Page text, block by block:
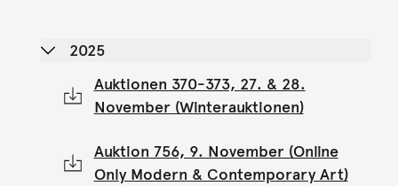
2025
Auktionen 370-373, 27. & 28.
November (Winterauktionen)
Auktion 756, 9. November (Online
Only Modern & Contemporary Art)